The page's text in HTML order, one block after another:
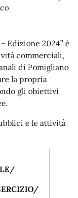
Edizione 2024” è
commerciali,
di Pomigliano
la propria
gli obiettivi
e le attività